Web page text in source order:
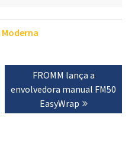
Next
post:
FROMM lança a
envolvedora manual FM50
EasyWrap